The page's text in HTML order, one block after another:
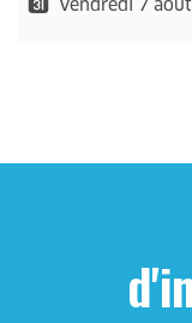
Vendredi 7